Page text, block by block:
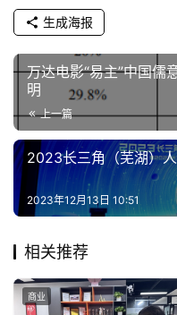
源
生成海报
万达电影“易主”中国儒
明
上一篇
2023长三角（芜湖）
2023年12月13日 10:51
相关推荐
商业